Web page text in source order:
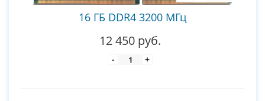
16 ГБ DDR4 3200 МГц
12 450 руб.
- +